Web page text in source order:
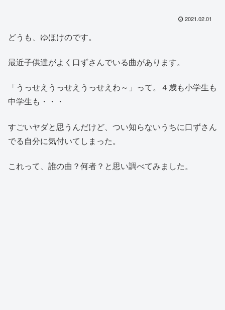
2021.02.01
どうも、ゆほけのです。
最近子供達がよく口ずさんでいる曲があります。
「うっせえうっせえうっせえわ～」って。４歳も小学生も
中学生も・・・
すごいヤダと思うんだけど、つい知らないうちに口ずさん
でる自分に気付いてしまった。
これって、誰の曲？何者？と思い調べてみました。